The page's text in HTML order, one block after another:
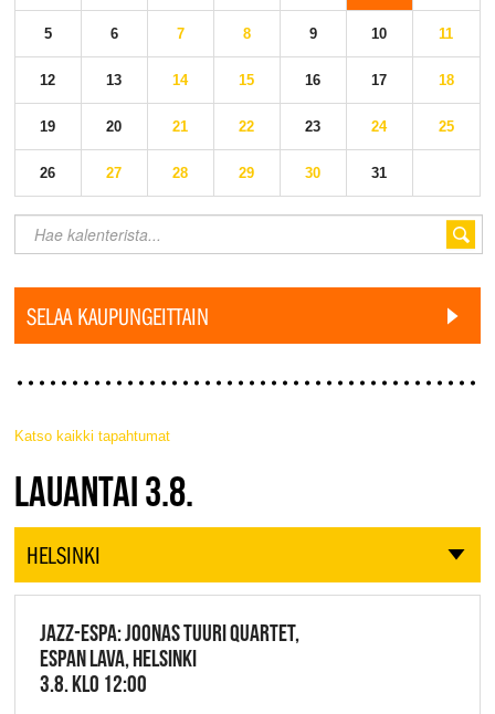
5 6 7 8 9 10 11
12 13 14 15 16 17 18
19 20 21 22 23 24 25
26 27 28 29 30 31
SELAA KAUPUNGEITTAIN
Katso kaikki tapahtumat
JAZZ FINLAND LIVE
LAUANTAI 3.8.
HELSINKI
JAZZ-ESPA: JOONAS TUURI QUARTET,
ESPAN LAVA, HELSINKI
3.8. KLO 12:00